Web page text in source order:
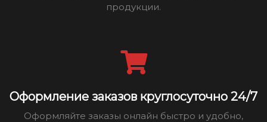
продукции.
Оформление заказов круглосуточно 24/7
Оформляйте заказы онлайн быстро и удобно,